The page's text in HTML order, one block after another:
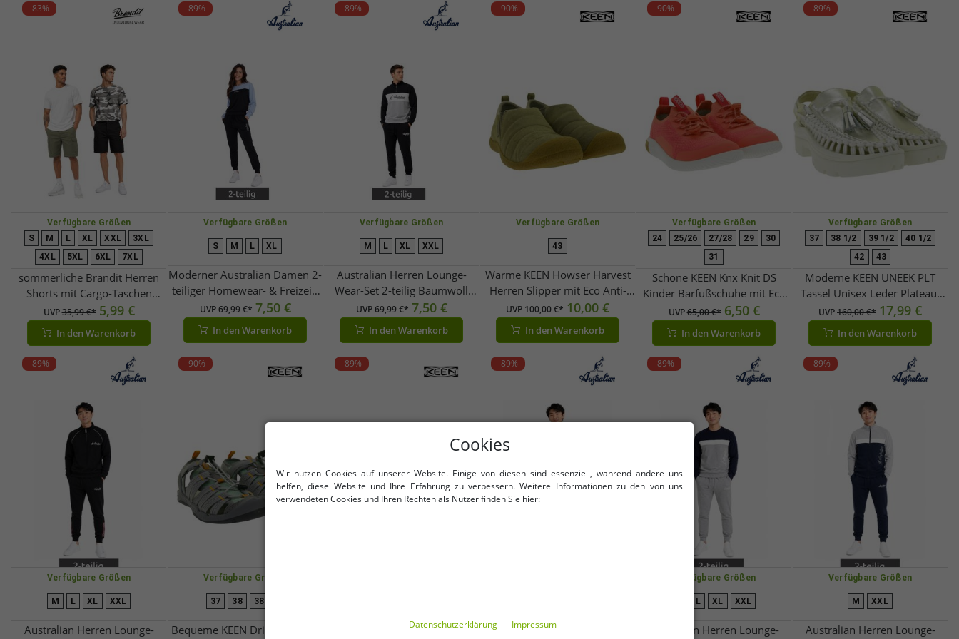
-83%
Verfügbare Größen
S
M L XL XXL
3XL
4XL
5XL 6XL 7XL
sommerliche Brandit Herren
Shorts mit Cargo-Taschen
Baumwoll-Hose BD2019 in
Khaki oder Schwarz
UVP35,99 €* 5,99 €
In den Warenkorb
-89%
Verfügbare Größen
S M L XL
Moderner Australian Damen 2-
teiliger Homewear- & Freizeit-
Jogginganzug mit Sweatshirt &
Jogginghose AF 44 in
Schwarz/Hellblau
UVP69,99 €* 7,50 €
In den Warenkorb
-89%
Verfügbare Größen
M L XL XXL
Australian Herren Lounge-
Wear-Set 2-teilig Baumwoll
Half-Zip-Pullover &
Jogginghose mit Logo-
Schriftzug AF69 Schwarz
UVP69,99 €* 7,50 €
In den Warenkorb
-90%
Verfügbare Größen
43
Warme KEEN Howser Harvest
Herren Slipper mit Eco Anti-
Odor-Technologie Echtleder-
Schuhe 1026406 Beige
UVP100,00 €* 10,00 €
In den Warenkorb
-90%
Verfügbare Größen
24
25/26 27/28 29
30
31
Schöne KEEN Knx Knit DS
Kinder Barfußschuhe mit Eco
Anti-Odor-Technologie Freizeit-
Schuhe 1030108 Pink
UVP65,00 €* 6,50 €
In den Warenkorb
-89%
Verfügbare Größen
37
38 1/2 39 1/2
40 1/2
42
43
Moderne KEEN UNEEK PLT
Tassel Unisex Leder Plateau-
Sandalen – Stylische
Freizeitsandalen mit
innovativem Zwei-Kordel-
Design 1030338 Champagne
Gold/Star White
UVP160,00 €* 17,99 €
In den Warenkorb
-89%
Verfügbare Größen
M L XL XXL
Australian Herren Lounge-
-90%
Verfügbare Größen
37 38 38 1/2
Bequeme KEEN Drift Creek H2
-89%
Moderne KEEN UNEEK PLT
-89%
Australian Herren Lounge-
-89%
Verfügbare Größen
L XL XXL
Australian Herren Lounge-
-89%
Verfügbare Größen
M XXL
Australian Herren Lounge-
Cookies
Wir nutzen Cookies auf unserer Website. Einige von diesen sind essenziell, während andere uns
helfen, diese Website und Ihre Erfahrung zu verbessern. Weitere Informationen zu den von uns
verwendeten Cookies und Ihren Rechten als Nutzer finden Sie hier:
Daten­schutz­erklärung Impressum